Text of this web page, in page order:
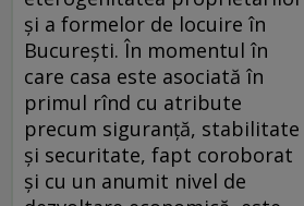
și a formelor de locuire în
București. În momentul în
care casa este asociată în
primul rînd cu atribute
precum siguranță, stabilitate
și securitate, fapt coroborat
și cu un anumit nivel de